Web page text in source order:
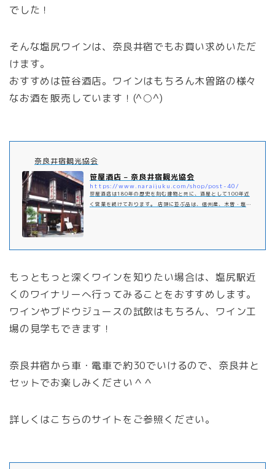
でした！
そんな塩尻ワインは、奈良井宿でもお買い求めいただ
けます。
おすすめは笹谷酒店。ワインはもちろん木曽路の様々
なお酒を販売しています！(^○^)
奈良井宿観光協会
笹屋酒店 – 奈良井宿観光協会
https://www.naraijuku.com/shop/post-40/
笹屋酒店は180年の歴史を刻む建物と共に、酒屋として100年近
く営業を続けております。 店頭に並ぶ品は、信州産、木曽・塩尻
もっともっと深くワインを知りたい場合は、塩尻駅近
くのワイナリーへ行ってみることをおすすめします。
ワインやブドウジュースの試飲はもちろん、ワイン工
場の見学もできます！
奈良井宿から車・電車で約30でいけるので、奈良井と
セットでお楽しみください＾＾
詳しくはこちらのサイトをご参照ください。